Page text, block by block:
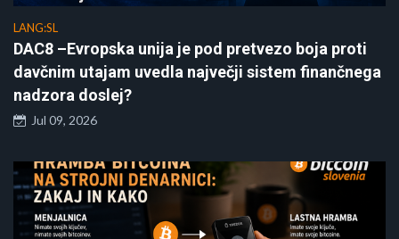
LANG:SL
DAC8 –Evropska unija je pod pretvezo boja proti
davčnim utajam uvedla največji sistem finančnega
nadzora doslej?
Jul 09, 2026